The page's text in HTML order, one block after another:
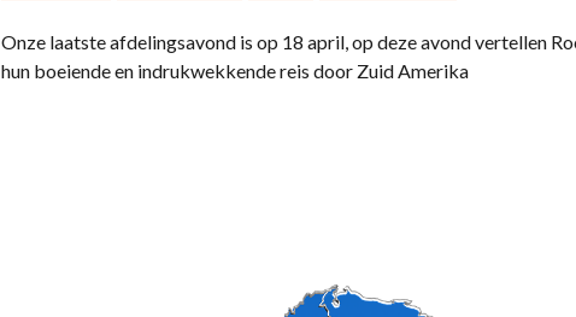
Onze laatste afdelingsavond is op 18 april, op deze avond vertellen
hun boeiende en indrukwekkende reis door Zuid Amerika